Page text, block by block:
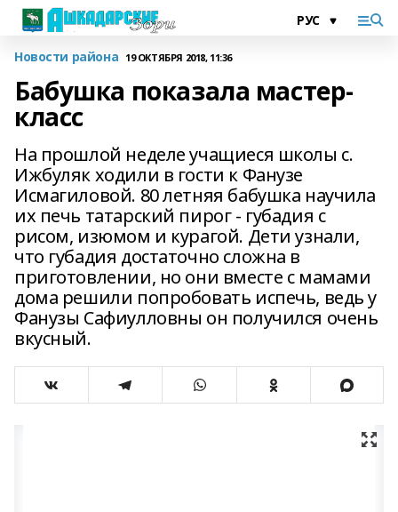
Новости района 19 ОКТЯБРЯ 2018, 11:36
Бабушка показала мастер-
класс
На прошлой неделе учащиеся школы с.
Ижбуляк ходили в гости к Фанузе
Исмагиловой. 80 летняя бабушка научила
их печь татарский пирог - губадия с
рисом, изюмом и курагой. Дети узнали,
что губадия достаточно сложна в
приготовлении, но они вместе с мамами
дома решили попробовать испечь, ведь у
Фанузы Сафиулловны он получился очень
вкусный.